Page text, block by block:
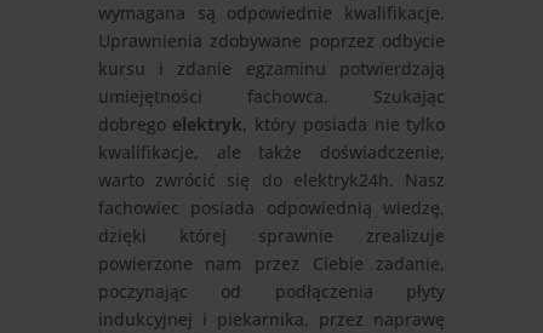
wymagana są odpowiednie kwalifikacje.
Uprawnienia zdobywane poprzez odbycie
kursu i zdanie egzaminu potwierdzają
umiejętności fachowca. Szukając
dobrego elektryk, który posiada nie tylko
kwalifikacje, ale także doświadczenie,
warto zwrócić się do elektryk24h. Nasz
fachowiec posiada odpowiednią wiedzę,
dzięki której sprawnie zrealizuje
powierzone nam przez Ciebie zadanie,
poczynając od podłączenia płyty
indukcyjnej i piekarnika, przez naprawę